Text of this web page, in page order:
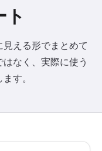
ト
える形でまとめて
なく、実際に使う
す。